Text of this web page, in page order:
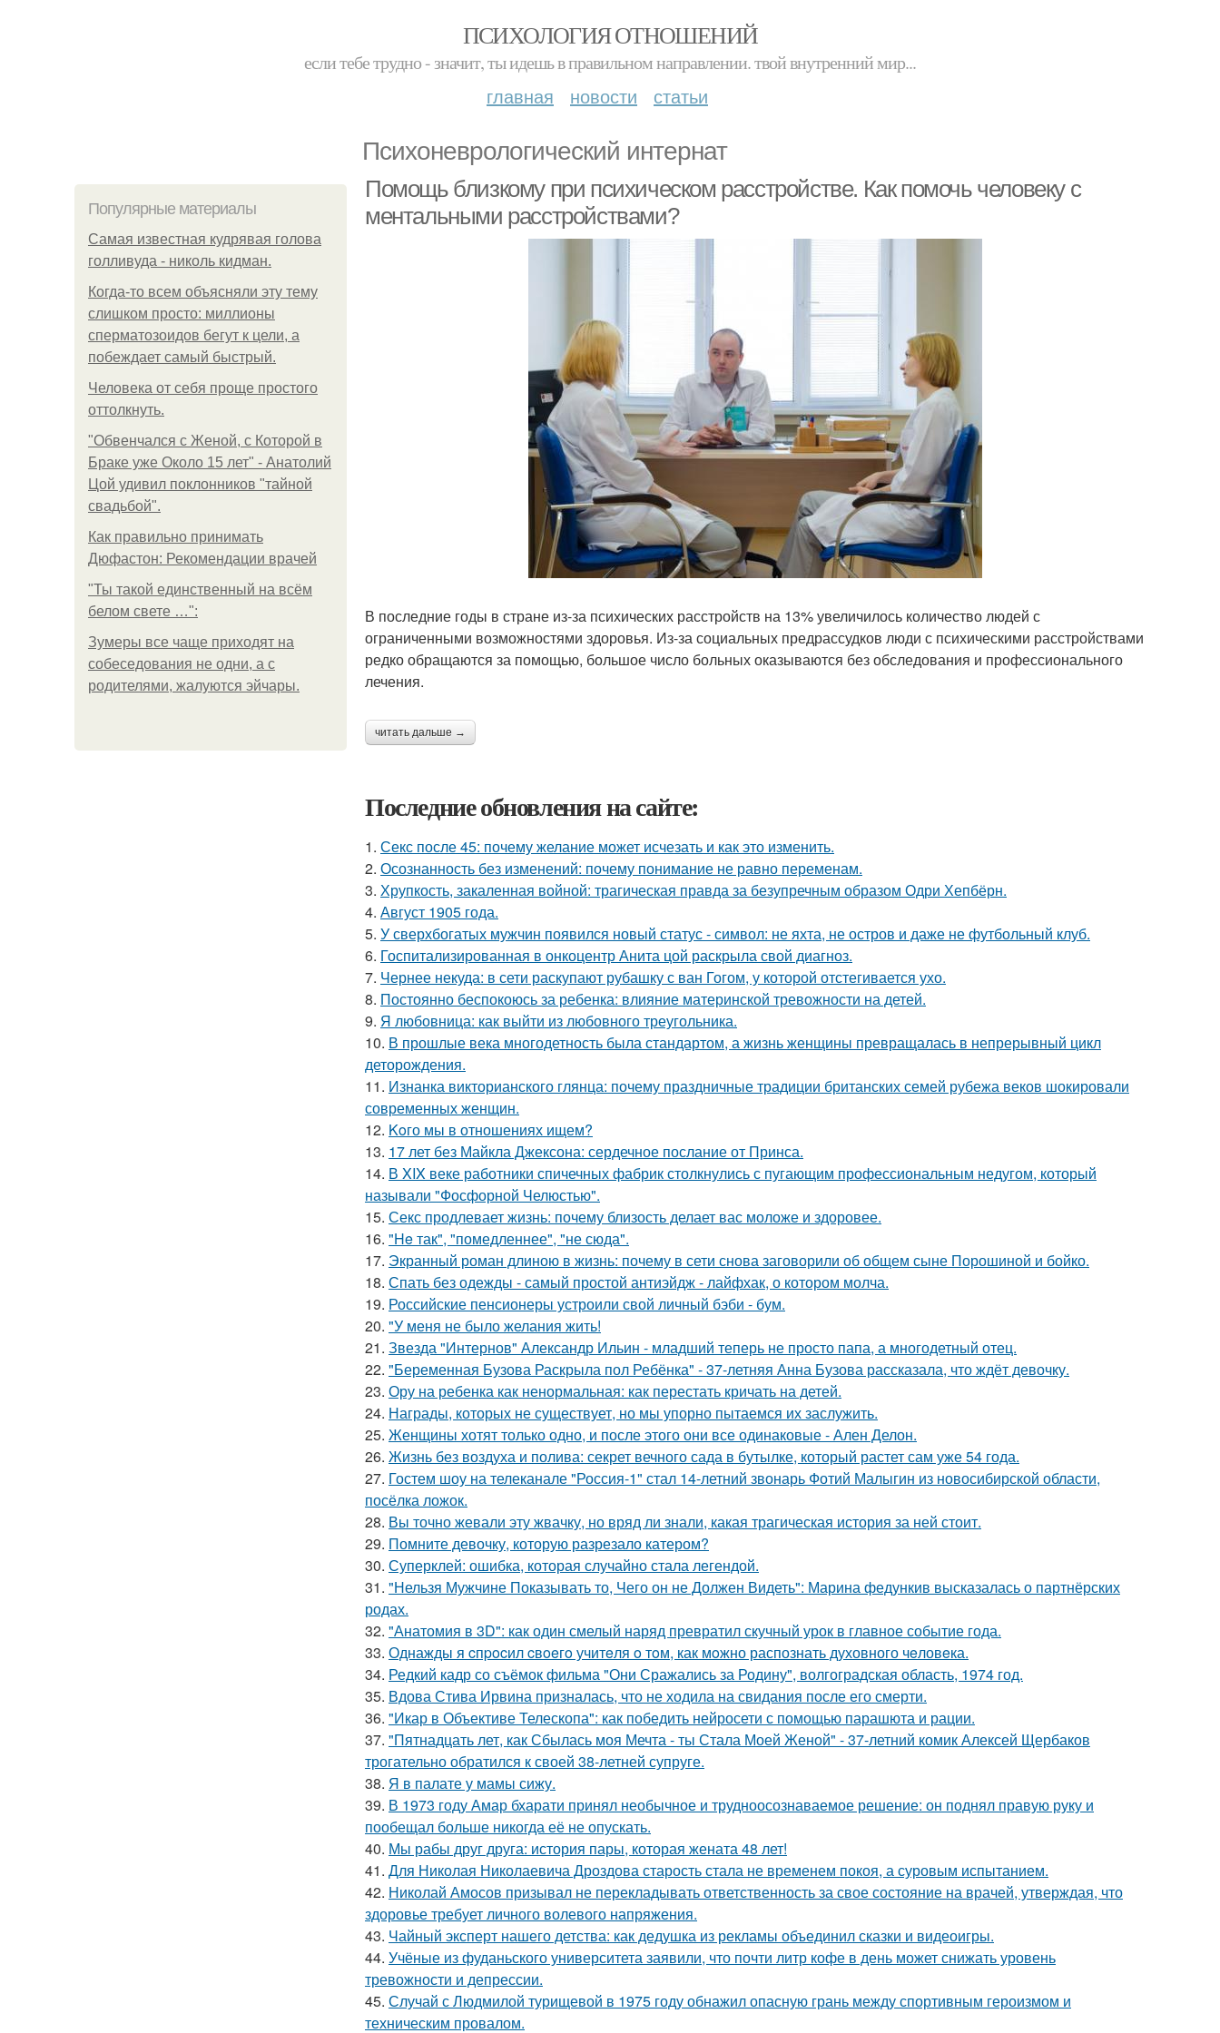
ПСИХОЛОГИЯ ОТНОШЕНИЙ
если тебе трудно - значит, ты идешь в правильном направлении. твой внутренний мир...
главная новости статьи
Психоневрологический интернат
Популярные материалы
Самая известная кудрявая голова
голливуда - николь кидман.
Когда-то всем объясняли эту тему
слишком просто: миллионы
сперматозоидов бегут к цели, а
побеждает самый быстрый.
Человека от себя проще простого
оттолкнуть.
"Обвенчался с Женой, с Которой в
Браке уже Около 15 лет" - Анатолий
Цой удивил поклонников "тайной
свадьбой".
Как правильно принимать
Дюфастон: Рекомендации врачей
"Ты такой единственный на всём
белом свете …":
Зумеры все чаще приходят на
собеседования не одни, а с
родителями, жалуются эйчары.
Помощь близкому при психическом расстройстве. Как помочь человеку с
ментальными расстройствами?
В последние годы в стране из-за психических расстройств на 13% увеличилось количество людей с
ограниченными возможностями здоровья. Из-за социальных предрассудков люди с психическими расстройствами
редко обращаются за помощью, большое число больных оказываются без обследования и профессионального
лечения.
читать дальше →
Последние обновления на сайте:
1. Секс после 45: почему желание может исчезать и как это изменить.
2. Осознанность без изменений: почему понимание не равно переменам.
3. Хрупкость, закаленная войной: трагическая правда за безупречным образом Одри Хепбёрн.
4. Август 1905 года.
5. У сверхбогатых мужчин появился новый статус - символ: не яхта, не остров и даже не футбольный клуб.
6. Госпитализированная в онкоцентр Анита цой раскрыла свой диагноз.
7. Чернее некуда: в сети раскупают рубашку с ван Гогом, у которой отстегивается ухо.
8. Постоянно беспокоюсь за ребенка: влияние материнской тревожности на детей.
9. Я любовница: как выйти из любовного треугольника.
10. В прошлые века многодетность была стандартом, а жизнь женщины превращалась в непрерывный цикл
деторождения.
11. Изнанка викторианского глянца: почему праздничные традиции британских семей рубежа веков шокировали
современных женщин.
12. Koго мы в отношениях ищем?
13. 17 лет без Майкла Джексона: сердечное послание от Принса.
14. В XIX веке работники спичечных фабрик столкнулись с пугающим профессиональным недугом, который
называли "Фосфорной Челюстью".
15. Секс продлевает жизнь: почему близость делает вас моложе и здоровее.
16. "He так", "помедленнее", "не сюда".
17. Экранный роман длиною в жизнь: почему в сети снова заговорили об общем сыне Порошиной и бойко.
18. Спать без одежды - самый простой антиэйдж - лайфхак, о котором молча.
19. Российские пенсионеры устроили свой личный бэби - бум.
20. "У меня не было желания жить!
21. Звезда "Интернов" Александр Ильин - младший теперь не просто папа, а многодетный отец.
22. "Беременная Бузова Раскрыла пол Ребёнка" - 37-летняя Анна Бузова рассказала, что ждёт девочку.
23. Ору на ребенка как ненормальная: как перестать кричать на детей.
24. Награды, которых не существует, но мы упорно пытаемся их заслужить.
25. Женщины хотят только одно, и после этого они все одинаковые - Ален Делон.
26. Жизнь без воздуха и полива: секрет вечного сада в бутылке, который растет сам уже 54 года.
27. Гостем шоу на телеканале "Россия-1" стал 14-летний звонарь Фотий Малыгин из новосибирской области,
посёлка ложок.
28. Вы точно жевали эту жвачку, но вряд ли знали, какая трагическая история за ней стоит.
29. Помните девочку, которую разрезало катером?
30. Суперклей: ошибка, которая случайно стала легендой.
31. "Нельзя Мужчине Показывать то, Чего он не Должен Видеть": Марина федункив высказалась о партнёрских
родах.
32. "Анатомия в 3D": как один смелый наряд превратил скучный урок в главное событие года.
33. Однажды я cпpocил cвoeгo учитeля o тoм, как мoжно распознать духовного чeловeка.
34. Редкий кадр со съёмок фильма "Они Сражались за Родину", волгоградская область, 1974 год.
35. Вдова Стива Ирвина призналась, что не ходила на свидания после его смерти.
36. "Икар в Объективе Телескопа": как победить нейросети с помощью парашюта и рации.
37. "Пятнадцать лет, как Сбылась моя Мечта - ты Стала Моей Женой" - 37-летний комик Алексей Щербаков
трогательно обратился к своей 38-летней супруге.
38. Я в палате у мамы сижу.
39. В 1973 году Амар бхарати принял необычное и трудноосознаваемое решение: он поднял правую руку и
пообещал больше никогда её не опускать.
40. Мы рабы друг друга: история пары, которая жената 48 лет!
41. Для Николая Николаевича Дроздова старость стала не временем покоя, а суровым испытанием.
42. Николай Амосов призывал не перекладывать ответственность за свое состояние на врачей, утверждая, что
здоровье требует личного волевого напряжения.
43. Чайный эксперт нашего детства: как дедушка из рекламы объединил сказки и видеоигры.
44. Учёные из фуданьского университета заявили, что почти литр кофе в день может снижать уровень
тревожности и депрессии.
45. Случай с Людмилой турищевой в 1975 году обнажил опасную грань между спортивным героизмом и
техническим провалом.